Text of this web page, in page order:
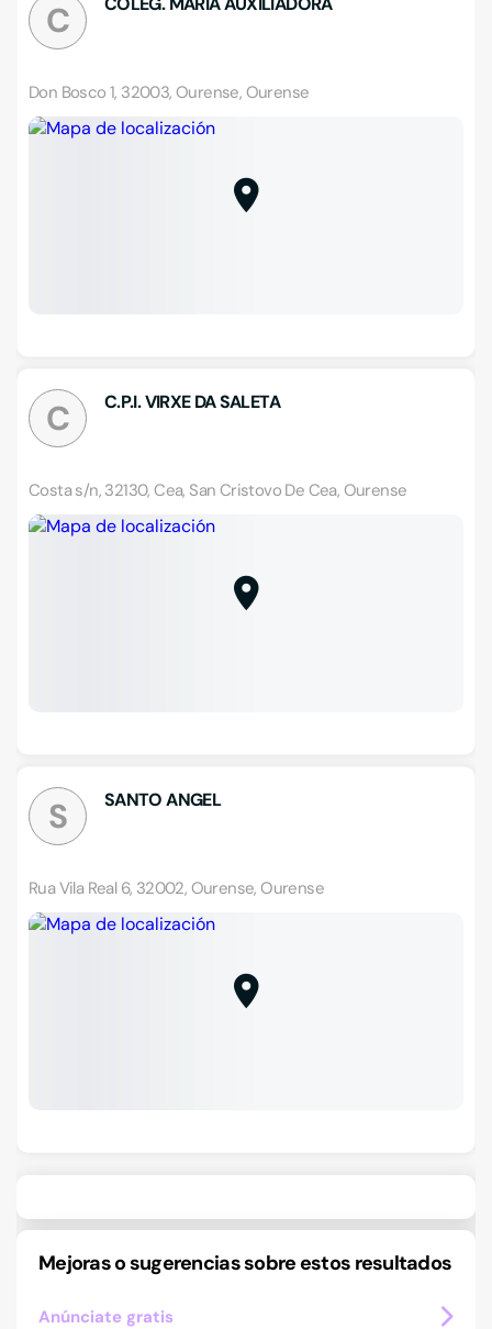
C
Don Bosco 1, 32003, Ourense, Ourense
C C.P.I. VIRXE DA SALETA
Costa s/n, 32130, Cea, San Cristovo De Cea, Ourense
S SANTO ANGEL
Rua Vila Real 6, 32002, Ourense, Ourense
Mejoras o sugerencias sobre estos resultados
Anúnciate gratis